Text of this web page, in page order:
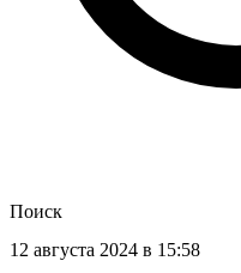
Поиск
12 августа 2024 в 15:58